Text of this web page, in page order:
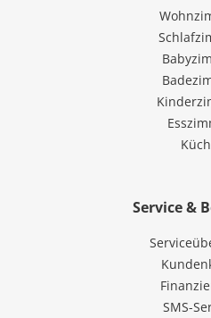
Service &
SMS-